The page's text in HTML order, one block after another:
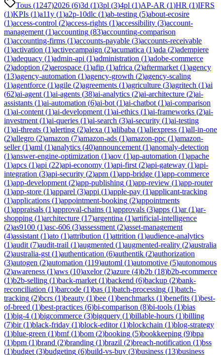
Tous (1247)2026 (6)3d (1)3pl (3)4pl (1)AP-AR (1)HR (1)IFRS
(1)KPIs (1)a11y (1)a2p-10dlc (1)ab-testing (5)about-ecosire
(1)access-control (2)access-rights (1)accessibility (3)account-
management (1)accounting (83)accounting-comparison
(1)accounting-firms (1)accounts-payable (3)accounts-receivable
(1)activation (1)activecampaign (2)acumatica (1)ada (2)adempiere
(1)adequacy (1)admin-api (1)administration (1)adobe-commerce
(2)adoption (2)aerospace (1)afip (1)africa (2)aftermarket (1)agency
(13)agency-automation (1)agency-growth (2)agency-scaling
(1)agentforce (1)agile (2)agreements (1)agriculture (3)agritech (1)ai
(62)ai-agent (1)ai-agents (38)ai-analytics (2)ai-architecture (2)ai-
assistants (1)ai-automation (6)ai-bot (1)ai-chatbot (1)ai-comparison
(1)ai-content (1)ai-development (1)ai-ethics (1)ai-frameworks (2)ai-
investment (1)ai-queries (1)ai-search (3)ai-security (1)ai-testing
(1)ai-threats (1)alerting (2)alexa (1)alibaba (1)aliexpress (1)all-in-one
(2)allegro (2)amazon (7)amazon-ads (1)amazon-ppc (1)amazon-
seller(1)aml (1)analytics (40)announcement (1)anomaly-detection
(1)answer-engine-optimization (1)aov (1)ap-automation (1)apache
(1)apcs (1)api (22)api-economy (1)api-first (2)api-gateway (1)api-
integration (3)api-security (2)apm (1)app-bridge (1)app-commerce
(1)app-development (2)app-publishing (1)app-review (1)app-router
(1)app-store (1)apparel (3)appi (1)apple-pay (1)applicant-tracking
(1)applications (1)appointment-booking (2)appointments
(1)appraisals (1)approval-chains (1)approvals (3)apps (1)ar(1)ar-
shopping (1)architecture (17)argentina (1)artificial-intelligence
(2)as9100 (1)asc-606 (3)assessment (2)asset-management
(4)assistant (1)ato (1)attribution (1)attrition (1)audience-analytics
(1)audit (7)audit-trail (1)augmented (1)augmented-reality (2)australia
(2)australia-gst (1)authentication (6)authentik (2)authorization
(3)autogen (2)automation (119)automl (1)automotive (5)autonomous
(2)awareness (1)aws (10)axelor(2)azure (4)b2b (18)b2b-ecommerce
(1)b2b-selling (1)back-market (1)backend (6)backup (2)bank-
reconciliation (1)barcode (1)bas (1)batch-processing (1)batch-
tracking (2)bcrs (1)beauty (1)bee (1)benchmarks (1)benefits (1)best-
of-breed (1)best-practices (6)bi-comparison (8)bi-tools (1)bias
(1)big-4 (1)bigcommerce (3)bigquery (1)billable-hours (1)billing
(7)bir(1)black-friday (1)block-editor(1)blockchain (1)blog-strategy
(1)blue-green (1)bmf(1)bom (2)booking (5)bookkeeping (9)bpa
(1)bpm (1)brand (2)branding (1)brazil (2)breach-notification (1)bss
(1)budget (3)budgeting (6)build-vs-buy (3)business (13)business